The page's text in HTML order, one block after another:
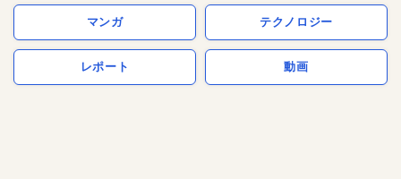
マンガ テクノロジー
レポート 動画